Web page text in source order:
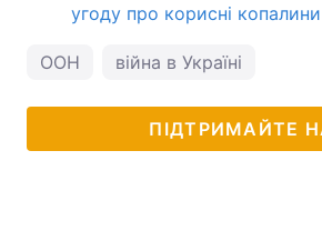
угоду про корисні
ООН війна в Україні
ПІДТРИМАЙТЕ